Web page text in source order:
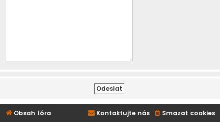
Obsah fóra Smazat cookies
Kontaktujte nás